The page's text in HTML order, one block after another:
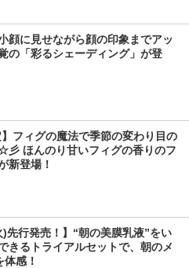
顔に見せながら顔の印象までアッ
の「彩るシェーディング」が登
】フィグの魔法で季節の変わり目の
彡 ほんのり甘いフィグの香りのフ
新登場！
)先行発売！】“朝の美膜乳液”をい
きるトライアルセットで、朝のメ
感！